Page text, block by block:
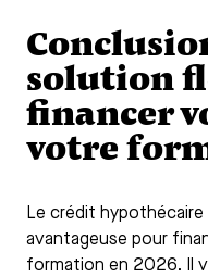
solution
financer
votre
Le crédit
avantageuse pour
formation en 2026. Il